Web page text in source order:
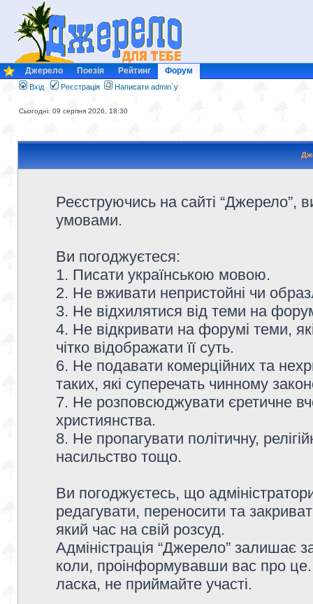
Джерело Поезія Рейтинг Форум
Вхід Реєстрація Написати admin`у
Сьогодні: 09 серпня 2026, 18:30
Реєструючись на сайті “Джерело”,
умовами.
Ви погоджуєтеся:
1. Писати українською мовою.
2. Не вживати непристойні чи
3. Не відхилятися від теми на
4. Не відкривати на форумі теми,
чітко відображати її суть.
6. Не подавати комерційних та
таких, які суперечать чинному
7. Не розповсюджувати єретичне
християнства.
8. Не пропагувати політичну,
насильство тощо.
Ви погоджуєтесь, що
редагувати, переносити та
який час на свій розсуд.
Адміністрація “Джерело” залишає
коли, проінформувавши вас про
ласка, не приймайте участі.